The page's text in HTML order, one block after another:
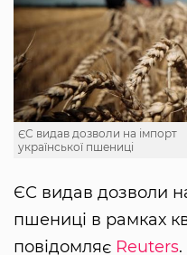
ЄС видав дозволи на імпорт
української пшениці
ЄС видав дозволи
пшениці в рамках
повідомляє Reuters.